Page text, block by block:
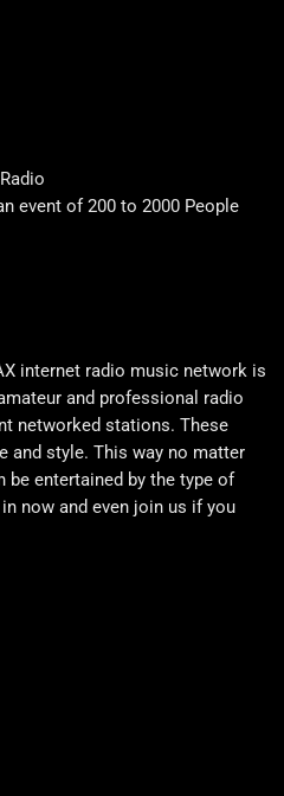
event of 200 to 2000 People
internet radio music network is
and professional radio
networked stations. These
and style. This way no matter
be entertained by the type of
now and even join us if you